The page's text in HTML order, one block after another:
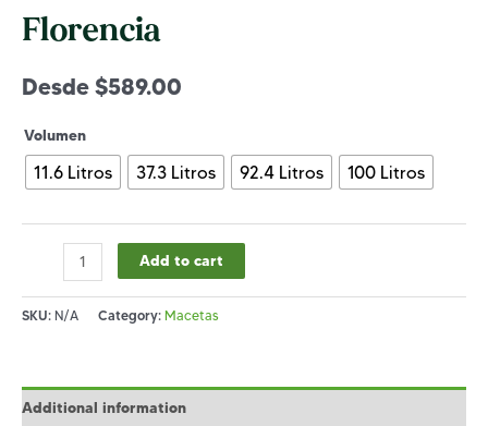
Florencia
Desde $589.00
Volumen
11.6 Litros 37.3 Litros 92.4 Litros 100 Litros
Florencia
quantity
Add to cart
SKU: N/A Category: Macetas
Additional information